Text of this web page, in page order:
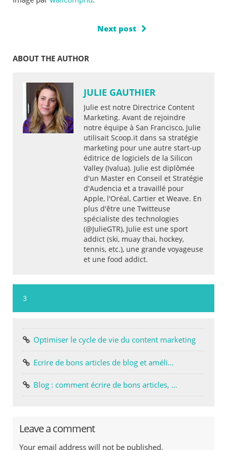
Next post
ABOUT THE AUTHOR
JULIE GAUTHIER
Julie est notre Directrice Content
Marketing. Avant de rejoindre
notre équipe à San Francisco, Julie
utilisait Scoop.it dans sa stratégie
marketing pour une autre start-up
éditrice de logiciels de la Silicon
Valley (Ivalua). Julie est diplômée
d'un Master en Conseil et Stratégie
d'Audencia et a travaillé pour
Apple, l'Oréal, Cartier et Weave. En
plus d'être une Twitteuse
spécialiste des technologies
(@JulieGTR), Julie est une sport
addict (ski, muay thai, hockey,
tennis, etc.), une grande voyageuse
et une food addict.
3
Optimiser le cycle de vie du content marketing
Ecrire de bons articles de blog et améli...
Blog : comment écrire de bons articles, ...
Leave a comment
Your email address will not be published.